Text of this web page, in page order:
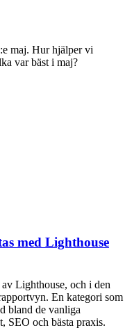
maj. Hur hjälper vi
var bäst i maj?
med Lighthouse
Lighthouse, och i den
En kategori som
bland de vanliga
SEO och bästa praxis.